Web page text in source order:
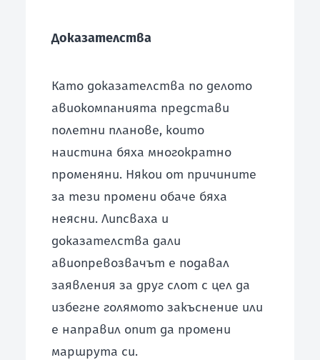
Доказателства
Като доказателства по делото
авиокомпанията представи
полетни планове, които
наистина бяха многократно
променяни. Някои от причините
за тези промени обаче бяха
неясни. Липсваха и
доказателства дали
авиопревозвачът е подавал
заявления за друг слот с цел да
избегне голямото закъснение или
е направил опит да промени
маршрута си.